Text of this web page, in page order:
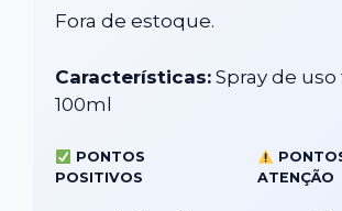
Fora de estoque.
Características: Spray de
100ml
PONTOS
POSITIVOS
ATENÇÃO